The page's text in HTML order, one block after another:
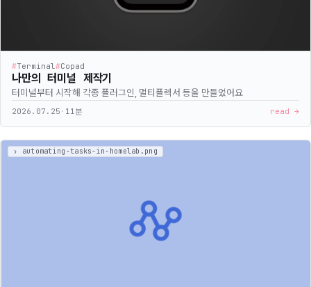
#Terminal #Copad
나만의 터미널 제작기
터미널부터 시작해 각종 플러그인, 멀티플렉서 등을 만들었어요
2026.07.25 · 11분 read →